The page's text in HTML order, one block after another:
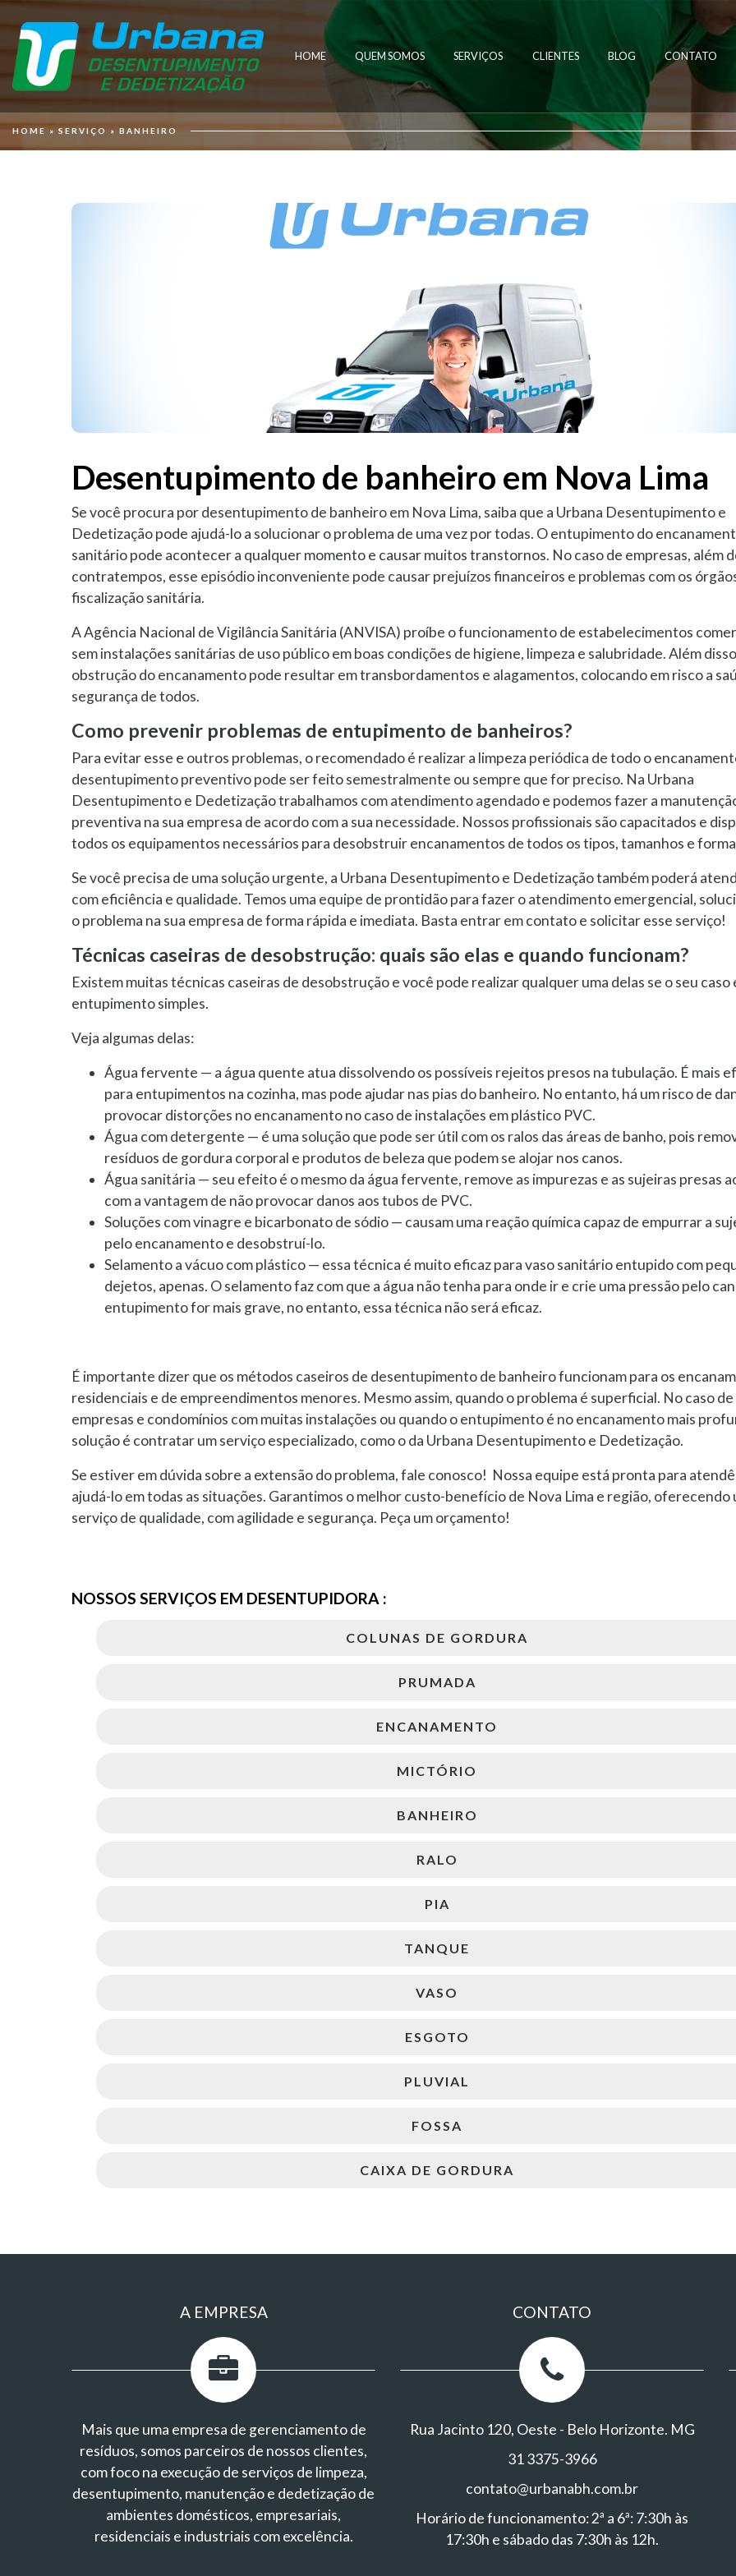
HOME QUEM SOMOS SERVIÇOS CLIENTES BLOG CONTATO
HOME»SERVIÇO » BANHEIRO
Desentupimento de banheiro em Nova Lima
Se você procura por desentupimento de banheiro em Nova Lima, saiba que a Urbana Desentupimento e
Dedetização pode ajudá-lo a solucionar o problema de uma vez por todas. O entupimento do
sanitário pode acontecer a qualquer momento e causar muitos transtornos. No caso de empresas, além
contratempos, esse episódio inconveniente pode causar prejuízos financeiros e problemas com os
fiscalização sanitária.
A Agência Nacional de Vigilância Sanitária (ANVISA) proíbe o funcionamento de estabelecimentos
sem instalações sanitárias de uso público em boas condições de higiene, limpeza e salubridade. Além
obstrução do encanamento pode resultar em transbordamentos e alagamentos, colocando em risco a
segurança de todos.
Como prevenir problemas de entupimento de banheiros?
Para evitar esse e outros problemas, o recomendado é realizar a limpeza periódica de todo o
desentupimento preventivo pode ser feito semestralmente ou sempre que for preciso. Na Urbana
Desentupimento e Dedetização trabalhamos com atendimento agendado e podemos fazer a
preventiva na sua empresa de acordo com a sua necessidade. Nossos profissionais são capacitados e
todos os equipamentos necessários para desobstruir encanamentos de todos os tipos, tamanhos e
Se você precisa de uma solução urgente, a Urbana Desentupimento e Dedetização também poderá
com eficiência e qualidade. Temos uma equipe de prontidão para fazer o atendimento emergencial,
o problema na sua empresa de forma rápida e imediata. Basta entrar em contato e solicitar esse serviço!
Técnicas caseiras de desobstrução: quais são elas e quando funcionam?
Existem muitas técnicas caseiras de desobstrução e você pode realizar qualquer uma delas se o seu caso
entupimento simples.
Veja algumas delas:
Água fervente — a água quente atua dissolvendo os possíveis rejeitos presos na tubulação. É mais
para entupimentos na cozinha, mas pode ajudar nas pias do banheiro. No entanto, há um risco de
provocar distorções no encanamento no caso de instalações em plástico PVC.
Água com detergente — é uma solução que pode ser útil com os ralos das áreas de banho, pois
resíduos de gordura corporal e produtos de beleza que podem se alojar nos canos.
Água sanitária — seu efeito é o mesmo da água fervente, remove as impurezas e as sujeiras presas
com a vantagem de não provocar danos aos tubos de PVC.
Soluções com vinagre e bicarbonato de sódio — causam uma reação química capaz de empurrar a
pelo encanamento e desobstruí-lo.
Selamento a vácuo com plástico — essa técnica é muito eficaz para vaso sanitário entupido com
dejetos, apenas. O selamento faz com que a água não tenha para onde ir e crie uma pressão pelo
entupimento for mais grave, no entanto, essa técnica não será eficaz.
É importante dizer que os métodos caseiros de desentupimento de banheiro funcionam para os
residenciais e de empreendimentos menores. Mesmo assim, quando o problema é superficial. No caso de
empresas e condomínios com muitas instalações ou quando o entupimento é no encanamento mais
solução é contratar um serviço especializado, como o da Urbana Desentupimento e Dedetização.
Se estiver em dúvida sobre a extensão do problema, fale conosco! Nossa equipe está pronta para
ajudá-lo em todas as situações. Garantimos o melhor custo-benefício de Nova Lima e região, oferecendo
serviço de qualidade, com agilidade e segurança. Peça um orçamento!
NOSSOS SERVIÇOS EM DESENTUPIDORA :
COLUNAS DE GORDURA
PRUMADA
ENCANAMENTO
MICTÓRIO
BANHEIRO
RALO
PIA
TANQUE
VASO
ESGOTO
PLUVIAL
FOSSA
CAIXA DE GORDURA
A EMPRESA
Mais que uma empresa de gerenciamento de
resíduos, somos parceiros de nossos clientes,
com foco na execução de serviços de limpeza,
desentupimento, manutenção e dedetização de
ambientes domésticos, empresariais,
residenciais e industriais com excelência.
CONTATO
Rua Jacinto 120, Oeste - Belo Horizonte. MG
31 3375-3966
contato@urbanabh.com.br
Horário de funcionamento: 2ª a 6ª: 7:30h às
17:30h e sábado das 7:30h às 12h.